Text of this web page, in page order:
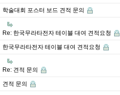
학술대회 포스터 보드 견적 문의
Re: 한국무라타전자 테이블 대여 견적요청
한국무라타전자 테이블 대여 견적요청
Re: 견적 문의
견적 문의